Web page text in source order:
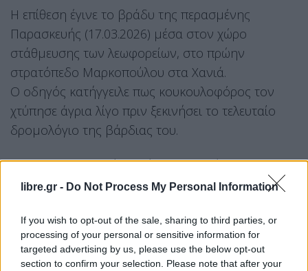
libre.gr - Do Not Process My Personal Information
If you wish to opt-out of the sale, sharing to third parties, or
processing of your personal or sensitive information for
targeted advertising by us, please use the below opt-out
section to confirm your selection. Please note that after your
Η επίθεση έγινε το βράδυ της περασμένης
Παρασκευής (17.03.2026) μέσα στον χώρο
στάθμευσης των λεωφορείων, στο πρώην
στρατόπεδο Μαρκοπούλου στα Χανιά.
Ο οδηγός κατήγγειλε πως κουκουλοφόρος τον
χτύπησε άγρια λίγο πριν ξεκινήσει το τελευταίο
δρομολόγιο της βάρδιας του.
Ο 50χρονος οδηγός, αμέσως μεταφέρθηκε στο
νοσοκομείο Χανίων για να λάβει τις πρώτες
Εκεί οι γιατροί προχώρησαν σε ράμματα μιας και
τα τραύματά του στο κεφάλι ήταν ιδιαίτερα βαθιά.